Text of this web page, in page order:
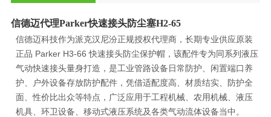
信德迈代理Parker快速接头防尘塞H2-65
信德迈科技作为派克汉尼汾正规授权代理商，长期专业供应原装
正品 Parker H3-66 快速接头防尘保护帽，该配件专为同系列液压
气动快速接头量身打造，是工业管路设备日常防护、闲置端口养
护、户外设备存放防护配件，凭借适配度高、材质结实、防护全
面、性价比出众等特点，广泛应用于工程机械、农用机械、液压
机具、环卫设备、移动式液压系统及各类气动流体设备当中。